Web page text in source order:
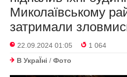
Миколаївському
затримали
22.09.2024 01:05
1 064
В УкраЇнi / Фото